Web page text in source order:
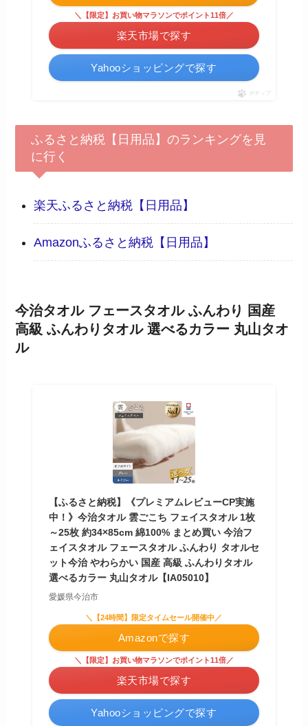
＼【限定】お買い物マラソンでポイント11倍／
楽天市場で探す
Yahooショッピングで探す
ポチップ
ふるさと納税【日用品】のランキングを見
に行く
楽天ふるさと納税【日用品】
Amazonふるさと納税【日用品】
今治タオル フェースタオル ふんわり 国産
高級 ふんわりタオル 選べるカラー 丸山タオ
ル
【ふるさと納税】《プレミアムレビューCP実施
中！》今治タオル 雲ごこち フェイスタオル 1枚
～25枚 約34×85cm 綿100% まとめ買い 今治フ
ェイスタオル フェースタオル ふんわり タオルセ
ット今治 やわらかい 国産 高級 ふんわりタオル
選べるカラー 丸山タオル【IA05010】
愛媛県今治市
＼【24時間】限定タイムセール開催中／
Amazonで探す
＼【限定】お買い物マラソンでポイント11倍／
楽天市場で探す
Yahooショッピングで探す